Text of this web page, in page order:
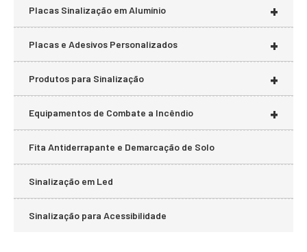
+
Placas Sinalização em Alumínio
+
Placas e Adesivos Personalizados
+
Produtos para Sinalização
+
Equipamentos de Combate a Incêndio
Fita Antiderrapante e Demarcação de Solo
Sinalização em Led
Sinalização para Acessibilidade